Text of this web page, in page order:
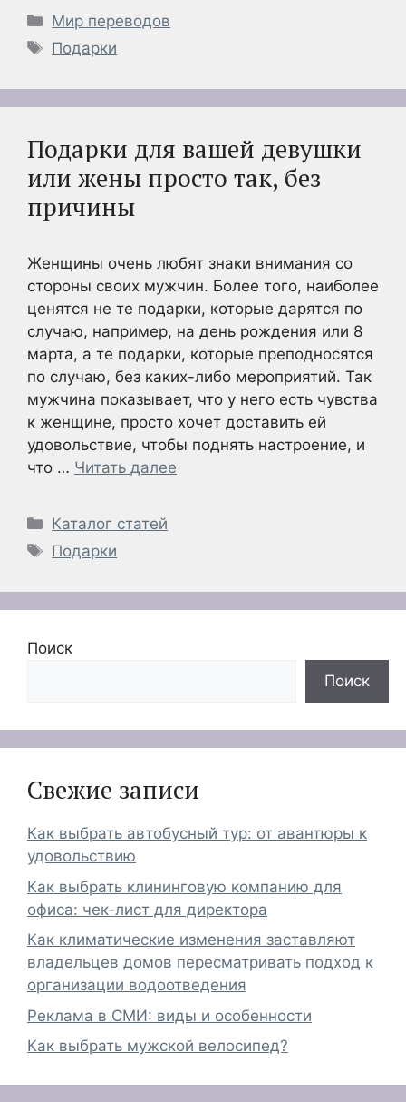
Рубрики
Мир переводов
Метки
Подарки
Подарки для вашей девушки
или жены просто так, без
причины
Женщины очень любят знаки внимания со
стороны своих мужчин. Более того, наиболее
ценятся не те подарки, которые дарятся по
случаю, например, на день рождения или 8
марта, а те подарки, которые преподносятся
по случаю, без каких-либо мероприятий. Так
мужчина показывает, что у него есть чувства
к женщине, просто хочет доставить ей
удовольствие, чтобы поднять настроение, и
что … Читать далее
Рубрики
Каталог статей
Метки
Подарки
Поиск
Поиск
Свежие записи
Как выбрать автобусный тур: от авантюры к
удовольствию
Как выбрать клининговую компанию для
офиса: чек-лист для директора
Как климатические изменения заставляют
владельцев домов пересматривать подход к
организации водоотведения
Реклама в СМИ: виды и особенности
Как выбрать мужской велосипед?